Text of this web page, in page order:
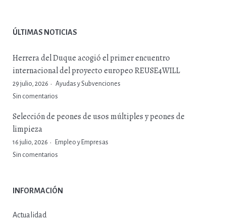
ÚLTIMAS NOTICIAS
Herrera del Duque acogió el primer encuentro
internacional del proyecto europeo REUSE4WILL
29 julio, 2026
Ayudas y Subvenciones
Sin comentarios
Selección de peones de usos múltiples y peones de
limpieza
16 julio, 2026
Empleo y Empresas
Sin comentarios
INFORMACIÓN
Actualidad